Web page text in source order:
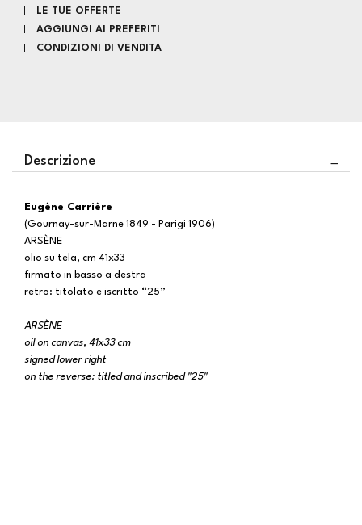
LE TUE OFFERTE
AGGIUNGI AI PREFERITI
CONDIZIONI DI VENDITA
Descrizione
Eugène Carrière
(Gournay-sur-Marne 1849 - Parigi 1906)
ARSÈNE
olio su tela, cm 41x33
firmato in basso a destra
retro: titolato e iscritto “25”
ARSÈNE
oil on canvas, 41x33 cm
signed lower right
on the reverse: titled and inscribed "25"